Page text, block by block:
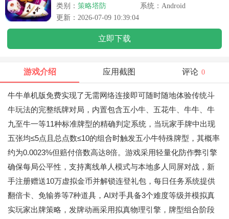
类别： 策略塔防
系统：Android
更新：2026-07-09 10:39:04
立即下载
游戏介绍 应用截图 评论 0
牛牛单机版免费实现了无需网络连接即可随时随地体验传统斗
牛玩法的完整纸牌对局，内置包含五小牛、五花牛、牛牛、牛
九至牛一等11种标准牌型的精确判定系统，当玩家手牌中出现
五张均≤5点且总点数≤10的组合时触发五小牛特殊牌型，其概率
约为0.0023%但赔付倍数高达8倍。游戏采用轻量化防作弊引擎
确保每局公平性，支持离线单人模式与本地多人同屏对战，新
手注册赠送10万虚拟金币并解锁连登礼包，每日任务系统提供
翻倍卡、免输券等7种道具，AI对手具备3个难度等级并模拟真
实玩家出牌策略，发牌动画采用拟真物理引擎，牌型组合阶段